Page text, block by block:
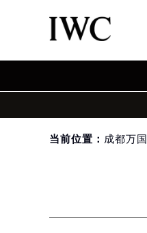
当前位置： 成都万